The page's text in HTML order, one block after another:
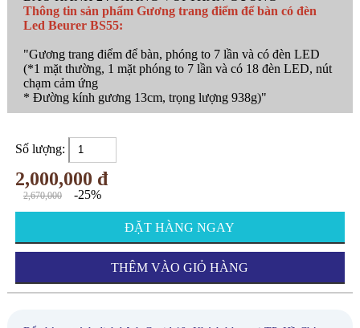
Thương hiệu:Beurer
Bảo hành:24 THÁNG
Sản Xuất Tại:Đức
BẢO HÀNH 24 THÁNG VỚI THÂN GƯƠNG
Thông tin sản phẩm Gương trang điểm để bàn có đèn
"Gương trang điểm để bàn, phóng to 7 lần và có đèn LED
(*1 mặt thường, 1 mặt phóng to 7 lần và có 18 đèn LED, nút
chạm cảm ứng
* Đường kính gương 13cm, trọng lượng 938g)"
Số lượng:
2,000,000 đ
2,670,000 -25%